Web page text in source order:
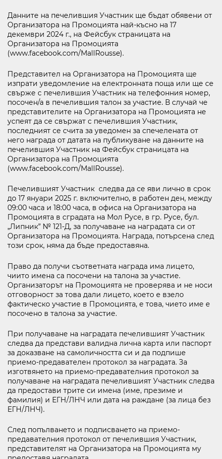
Данните на печелившия Участник ще бъдат обявени от
Организатора на Промоцията най-късно на 17
декември 2024 г., на Фейсбук страницата на
Организатора на Промоцията
(www.facebook.com/MallRousse).
Представител на Организатора на Промоцията ще
изпрати уведомление на електронната поща или ще се
свърже с печелившия Участник на телефонния номер,
посочен/а в печелившия талон за участие. В случай че
представителите на Организатора на Промоцията не
успеят да се свържат с печелившия Участник,
последният се счита за уведомен за спечелената от
него награда от датата на публикуване на данните на
печелившия Участник на Фейсбук страницата на
Организатора на Промоцията
(www.facebook.com/MallRousse).
Печелившият Участник следва да се яви лично в срок
до 17 януари 2025 г. включително, в работен ден, между
09:00 часа и 18:00 часа, в офиса на Организатора на
Промоцията в сградата на Мол Русе, в гр. Русе, бул.
„Липник” № 121-Д, за получаване на наградата си от
Организатора на Промоцията. Награда, потърсена след
този срок, няма да бъде предоставяна.
Право да получи съответната награда има лицето,
чиито имена са посочени на талона за участие.
Организаторът на Промоцията не проверява и не носи
отговорност за това дали лицето, което е взело
фактическо участие в Промоцията, е това, чието име е
посочено в талона за участие.
При получаване на наградата печелившият Участник
следва да представи валидна лична карта или паспорт
за доказване на самоличността си и да подпише
приемо-предавателен протокол за наградата. За
изготвянето на приемо-предавателния протокол за
получаване на наградата печелившият Участник следва
да предостави трите си имена (име, презиме и
фамилия) и ЕГН/ЛНЧ или дата на раждане (за лица без
ЕГН/ЛНЧ).
След попълването и подписването на приемо-
предавателния протокол от печелившия Участник,
представителят на Организатора на Промоцията му